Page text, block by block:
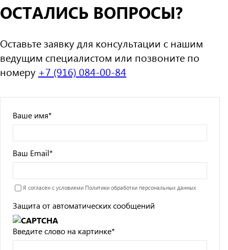
ОСТАЛИСЬ ВОПРОСЫ?
Оставьте заявку для консультации с нашим
ведущим специалистом или позвоните по
номеру +7 (916) 084-00-84
Ваше имя*
Ваш Email*
Я согласен с условиями Политики обработки персональных данных
Защита от автоматических сообщений
Введите слово на картинке*